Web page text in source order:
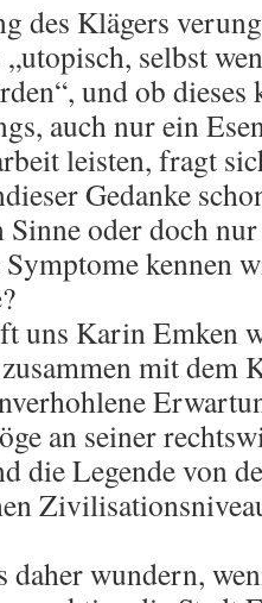
des Klägers
selbst
und ob
auch nur ein
leisten, fragt
Gedanke
Sinne oder doch
kennen
uns Karin Emken
mit dem
an seiner
die Legende von
daher wundern,